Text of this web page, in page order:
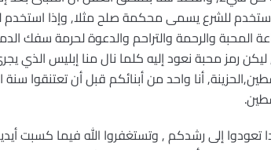
للشرع يسمى محكمة صلح مثلا, وإذا
المحبة والرحمة والتراحم والدعوة لحرمة سفك
رمز محبة نعود إليه كلما نال منا إبليس الذي
أنا واحد من أبنائكم قبل أن تعتنقوا
تعودوا إلى رشدكم , وتستغفروا الله فيما كسبت